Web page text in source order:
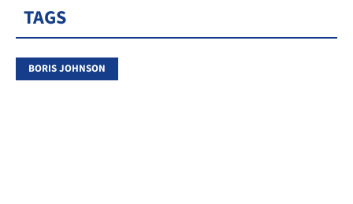
TAGS
BORIS JOHNSON